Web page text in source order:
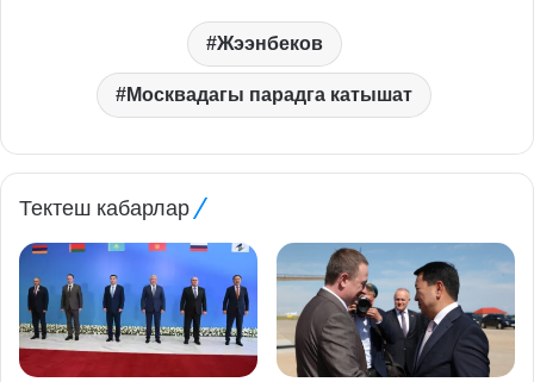
Жээнбеков
Москвадагы парадга катышат
Тектеш кабарлар